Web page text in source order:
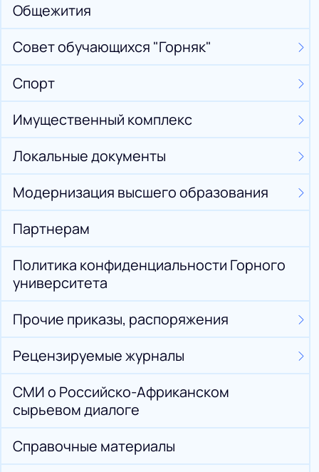
Общежития
Совет обучающихся "Горняк"
Спорт
Имущественный комплекс
Локальные документы
Модернизация высшего образования
Партнерам
Политика конфиденциальности Горного
университета
Прочие приказы, распоряжения
Рецензируемые журналы
СМИ о Российско-Африканском
сырьевом диалоге
Справочные материалы